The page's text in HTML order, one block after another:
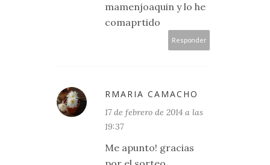
mamenjoaquin y lo he
comaprtido
Responder
RMARIA CAMACHO
17 de febrero de 2014 a las
19:37
Me apunto! gracias